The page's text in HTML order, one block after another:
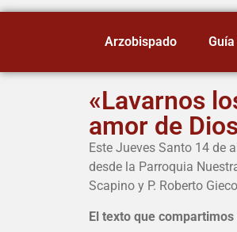
Arzobispado
«Lavarnos
amor de
Este Jueves Santo 14 de
desde la Parroquia
Scapino y P. Roberto
El texto que